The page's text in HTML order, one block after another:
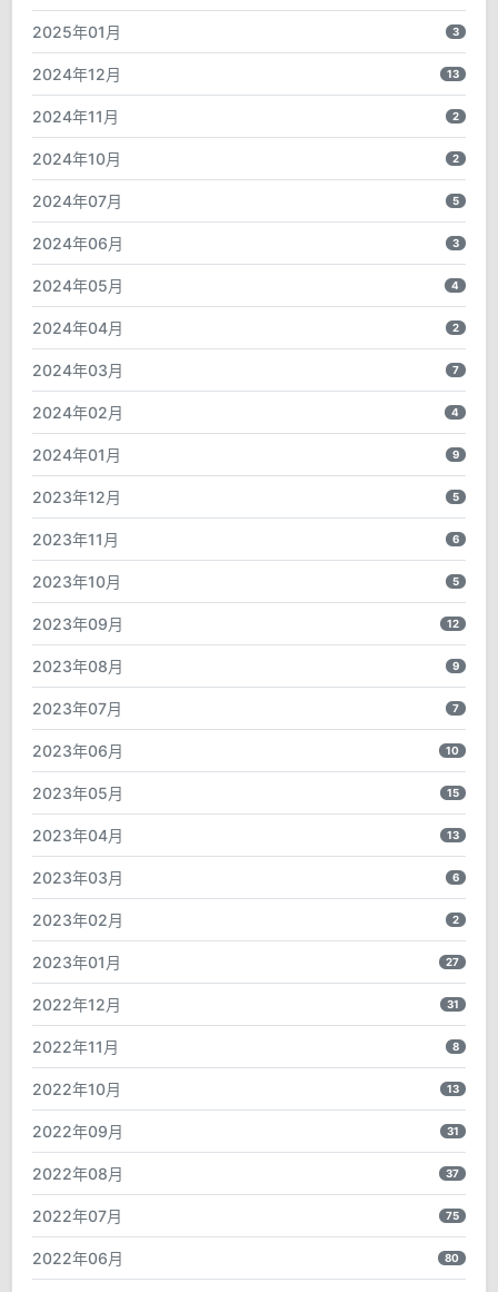
2025年01月 3
2024年12月 13
2024年11月 2
2024年10月 2
2024年07月 5
2024年06月 3
2024年05月 4
2024年04月 2
2024年03月 7
2024年02月 4
2024年01月 9
2023年12月 5
2023年11月 6
2023年10月 5
2023年09月 12
2023年08月 9
2023年07月 7
2023年06月 10
2023年05月 15
2023年04月 13
2023年03月 6
2023年02月 2
2023年01月 27
2022年12月 31
2022年11月 8
2022年10月 13
2022年09月 31
2022年08月 37
2022年07月 75
2022年06月 80